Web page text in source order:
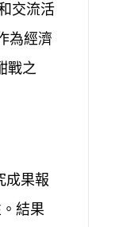
交流活
為經濟
戰之
成果報
結果